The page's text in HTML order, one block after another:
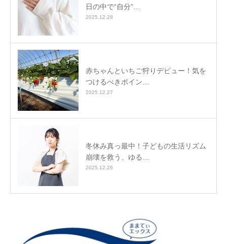
日の中で“自分”…
2025.12.28
赤ちゃんといちご狩りデビュー！気を
つけるべきポイン…
2025.12.27
冬休み真っ最中！子どもの生活リズム
崩壊を救う、ゆる…
2025.12.26